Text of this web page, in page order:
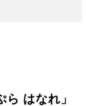
はなれ」